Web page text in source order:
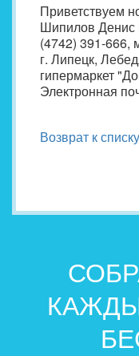
Приветствуем
Шипилов Денис
(4742) 391-666,
г. Липецк,
гипермаркет
Электронная
Возврат к списку